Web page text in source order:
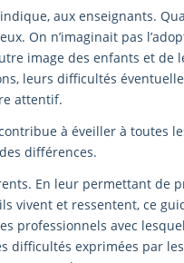
aux enseignants.
On n’imaginait pas
image des enfants et
leurs difficultés
attentif.
à éveiller à toutes
différences.
En leur permettant de
vivent et ressentent, ce
professionnels avec
difficultés exprimées par